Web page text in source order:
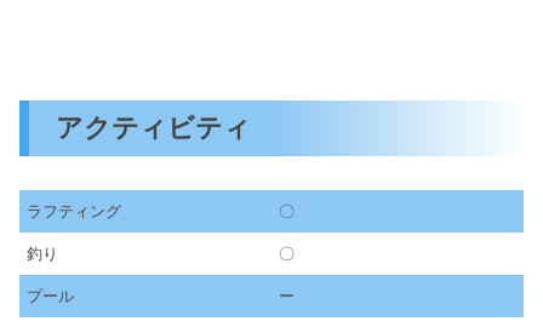
アクティビティ
ラフティング 〇
釣り 〇
プール ー